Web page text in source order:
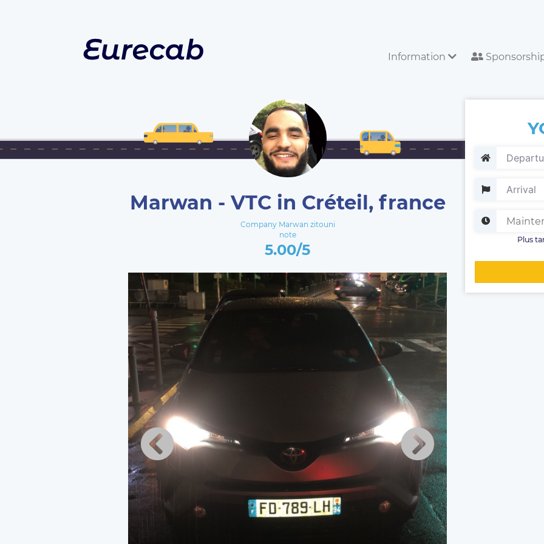
Information
Marwan - VTC in Créteil, france
Company Marwan zitouni
note
5.00/5
Plus